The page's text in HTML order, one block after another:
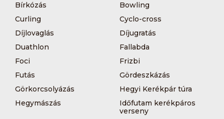
Bírkózás
Bowling
Curling
Cyclo-cross
Díjlovaglás
Díjugratás
Duathlon
Fallabda
Foci
Frizbi
Futás
Gördeszkázás
Görkorcsolyázás
Hegyi Kerékpár túra
Hegymászás
Időfutam kerékpáros
verseny